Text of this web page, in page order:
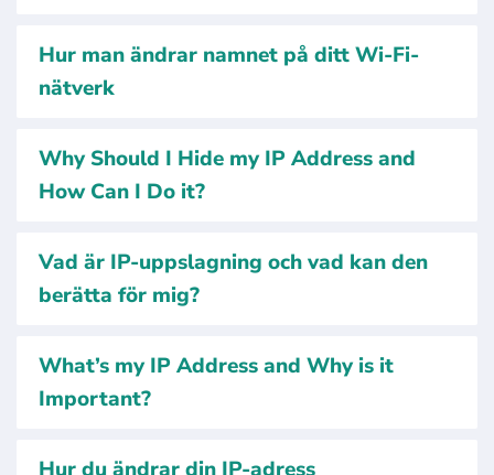
Hur man ändrar namnet på ditt Wi-Fi-
nätverk
Why Should I Hide my IP Address and
How Can I Do it?
Vad är IP-uppslagning och vad kan den
berätta för mig?
What’s my IP Address and Why is it
Important?